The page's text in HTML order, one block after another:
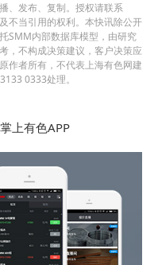
、发布、复制。授权请联系
不当引用的权利。本快讯除公开
SMM内部数据库模型，由研究
，不构成决策建议，客户决策应
作者所有，不代表上海有色网建
0333处理。
上有色APP